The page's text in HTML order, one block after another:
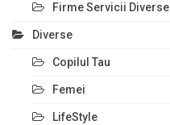
Firme Servicii Diverse
Diverse
Copilul Tau
Femei
LifeStyle